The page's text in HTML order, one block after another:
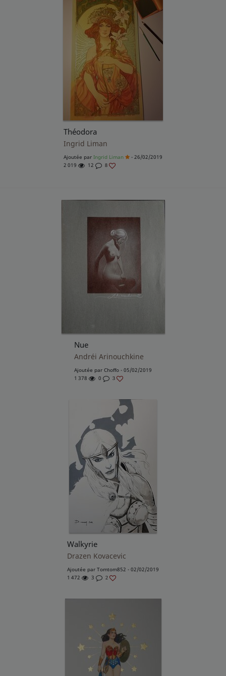
Théodora
Ingrid Liman
Ajoutée par Ingrid Liman
- 26/02/2019
2 019
12 8
Nue
Andréi Arinouchkine
Ajoutée par Choffo - 05/02/2019
1 378
0 3
Walkyrie
Drazen Kovacevic
Ajoutée par Tomtom852 - 02/02/2019
1 472
3 2